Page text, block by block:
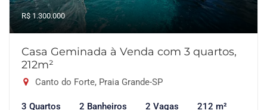
R$ 1.300.000
Casa Geminada à Venda com 3 quartos,
212m²
Canto do Forte, Praia Grande-SP
3 Quartos 2 Banheiros 2 Vagas 212 m²